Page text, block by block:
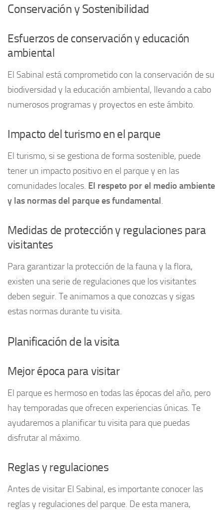
Conservación y Sostenibilidad
Esfuerzos de conservación y educación
ambiental
El Sabinal está comprometido con la conservación de su
biodiversidad y la educación ambiental, llevando a cabo
numerosos programas y proyectos en este ámbito.
Impacto del turismo en el parque
El turismo, si se gestiona de forma sostenible, puede
tener un impacto positivo en el parque y en las
comunidades locales. El respeto por el medio ambiente
y las normas del parque es fundamental.
Medidas de protección y regulaciones para
visitantes
Para garantizar la protección de la fauna y la flora,
existen una serie de regulaciones que los visitantes
deben seguir. Te animamos a que conozcas y sigas
estas normas durante tu visita.
Planificación de la visita
Mejor época para visitar
El parque es hermoso en todas las épocas del año, pero
hay temporadas que ofrecen experiencias únicas. Te
ayudaremos a planificar tu visita para que puedas
disfrutar al máximo.
Reglas y regulaciones
Antes de visitar El Sabinal, es importante conocer las
reglas y regulaciones del parque. De esta manera,